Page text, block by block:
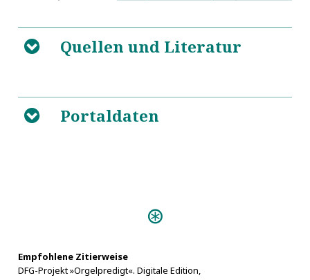
B Quellen und Literatur
VD17 1:025907N
B Portaldaten
Peisker, Gottfried Siegmund
Empfohlene Zitierweise
DFG-Projekt »Orgelpredigt«. Digitale Edition,